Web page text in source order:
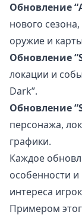
Обновление
нового
оружие и
Обновление
локации и
Dark”.
Обновление
персонажа,
графики.
Каждое
особенности
интереса
Примером